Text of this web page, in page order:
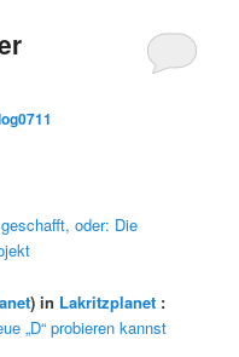
oder: Die
) in Lakritzplanet :
„D“ probieren kannst